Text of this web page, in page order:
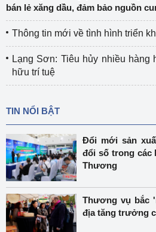
bán lẻ xăng dầu, đảm bảo nguồn
Thông tin mới về tình hình triển
Lạng Sơn: Tiêu hủy nhiều hàng
hữu trí tuệ
TIN NỔI BẬT
Đổi mới sản
đổi số trong các
Thương
Thương vụ bắc
địa tăng trưởng